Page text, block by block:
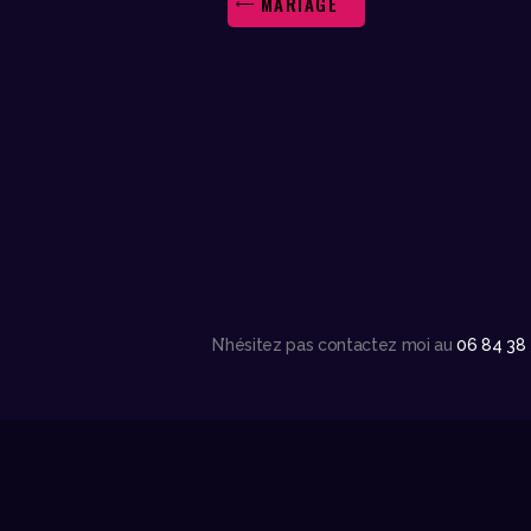
N’hésitez pas contactez moi au06 84 38